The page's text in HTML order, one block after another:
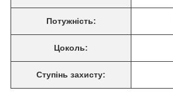
Потужність:
Цоколь:
Ступінь захисту: